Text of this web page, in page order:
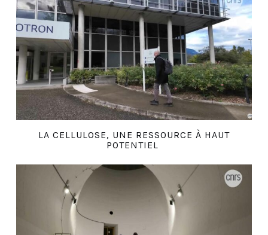
LA CELLULOSE, UNE RESSOURCE À HAUT
POTENTIEL